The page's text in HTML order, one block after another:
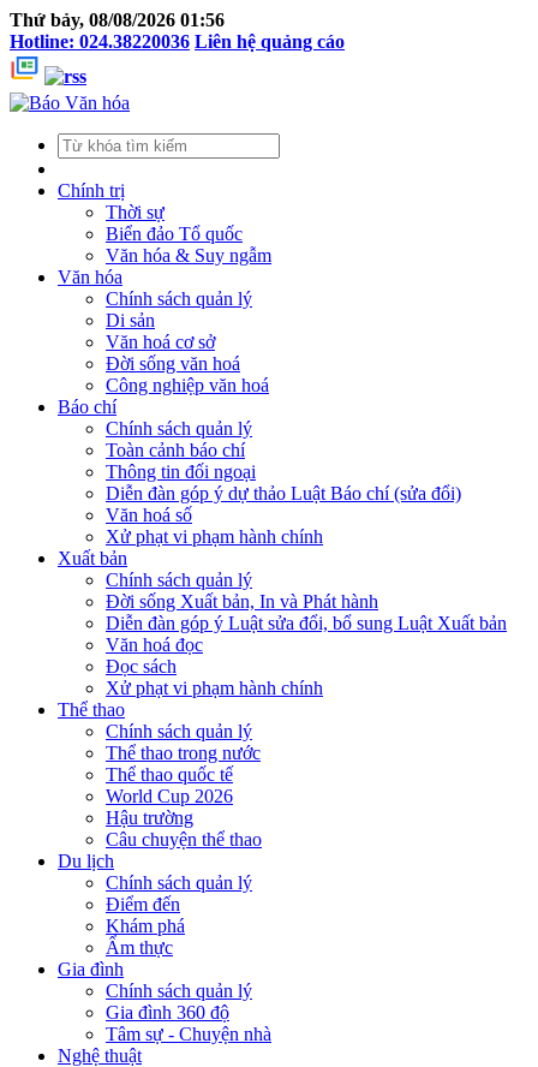
Thứ bảy, 08/08/2026 01:56
Hotline: 024.38220036 Liên hệ quảng cáo
Chính trị
Thời sự
Biển đảo Tổ quốc
Văn hóa & Suy ngẫm
Văn hóa
Chính sách quản lý
Di sản
Văn hoá cơ sở
Đời sống văn hoá
Công nghiệp văn hoá
Báo chí
Chính sách quản lý
Toàn cảnh báo chí
Thông tin đối ngoại
Diễn đàn góp ý dự thảo Luật Báo chí (sửa đổi)
Văn hoá số
Xử phạt vi phạm hành chính
Xuất bản
Chính sách quản lý
Đời sống Xuất bản, In và Phát hành
Diễn đàn góp ý Luật sửa đổi, bổ sung Luật Xuất bản
Văn hoá đọc
Đọc sách
Xử phạt vi phạm hành chính
Thể thao
Chính sách quản lý
Thể thao trong nước
Thể thao quốc tế
World Cup 2026
Hậu trường
Câu chuyện thể thao
Du lịch
Chính sách quản lý
Điểm đến
Khám phá
Ẩm thực
Gia đình
Chính sách quản lý
Gia đình 360 độ
Tâm sự - Chuyện nhà
Nghệ thuật